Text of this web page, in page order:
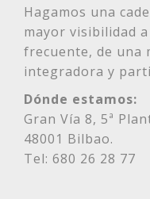
Hagamos una
mayor visibilidad
frecuente, de una
integradora y
Dónde estamos:
Gran Vía 8, 5ª
48001 Bilbao.
Tel: 680 26 28 77